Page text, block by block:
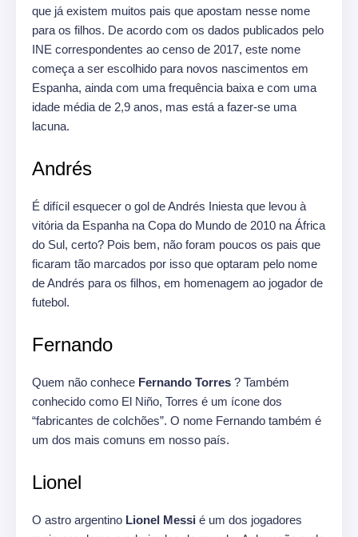
que já existem muitos pais que apostam nesse nome
para os filhos. De acordo com os dados publicados pelo
INE correspondentes ao censo de 2017, este nome
começa a ser escolhido para novos nascimentos em
Espanha, ainda com uma frequência baixa e com uma
idade média de 2,9 anos, mas está a fazer-se uma
lacuna.
Andrés
É difícil esquecer o gol de Andrés Iniesta que levou à
vitória da Espanha na Copa do Mundo de 2010 na África
do Sul, certo? Pois bem, não foram poucos os pais que
ficaram tão marcados por isso que optaram pelo nome
de Andrés para os filhos, em homenagem ao jogador de
futebol.
Fernando
Quem não conhece Fernando Torres ? Também
conhecido como El Niño, Torres é um ícone dos
“fabricantes de colchões”. O nome Fernando também é
um dos mais comuns em nosso país.
Lionel
O astro argentino Lionel Messi é um dos jogadores